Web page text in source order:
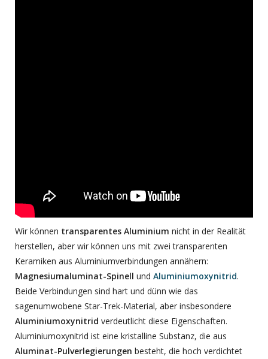
Wir können transparentes Aluminium nicht in der Realität
herstellen, aber wir können uns mit zwei transparenten
Keramiken aus Aluminiumverbindungen annähern:
Magnesiumaluminat-Spinell und Aluminiumoxynitrid.
Beide Verbindungen sind hart und dünn wie das
sagenumwobene Star-Trek-Material, aber insbesondere
Aluminiumoxynitrid verdeutlicht diese Eigenschaften.
Aluminiumoxynitrid ist eine kristalline Substanz, die aus
Aluminat-Pulverlegierungen besteht, die hoch verdichtet